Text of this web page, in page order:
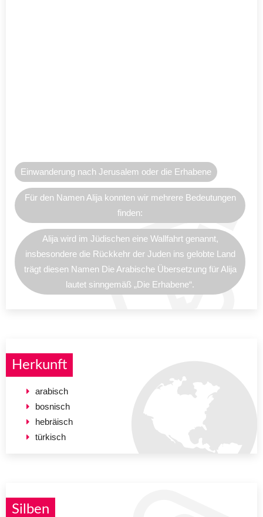
Einwanderung nach Jerusalem oder die Erhabene
Für den Namen Alija konnten wir mehrere Bedeutungen
finden:
Alija wird im Jüdischen eine Wallfahrt genannt,
insbesondere die Rückkehr der Juden ins gelobte Land
trägt diesen Namen Die Arabische Übersetzung für Alija
lautet sinngemäß „Die Erhabene“.
Herkunft
arabisch
bosnisch
hebräisch
türkisch
Silben